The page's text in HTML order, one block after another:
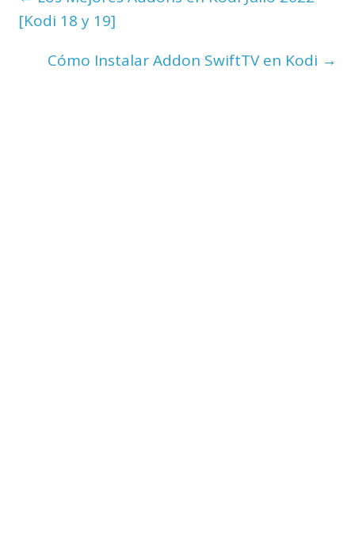
[Kodi 18 y 19]
Cómo Instalar Addon SwiftTV en Kodi →